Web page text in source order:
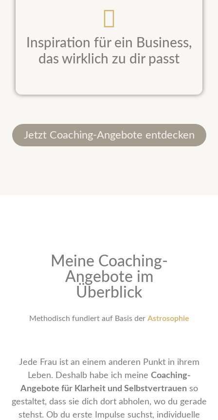
Inspiration für ein Business,
das wirklich zu dir passt
Jetzt Coaching-Angebote entdecken
Meine Coaching-
Angebote im
Überblick
Methodisch fundiert auf Basis der Astrosophie
Jede Frau ist an einem anderen Punkt in ihrem
Leben. Deshalb habe ich meine Coaching-
Angebote für Klarheit und Selbstvertrauen so
gestaltet, dass sie dich dort abholen, wo du gerade
stehst. Ob du erste Impulse suchst, individuelle